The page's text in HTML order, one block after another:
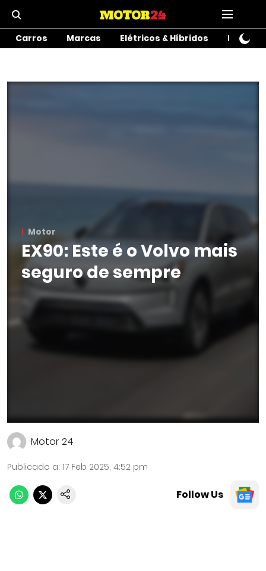
Carros Marcas Elétricos & Híbridos Motos
Motor
EX90: Este é o Volvo mais
seguro de sempre
Motor 24
Publicado a: 17 Feb 2025, 4:52 pm
Follow Us